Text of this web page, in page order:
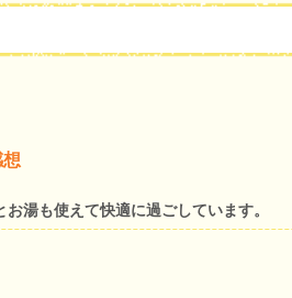
お湯も使えて快適に過ごしています。